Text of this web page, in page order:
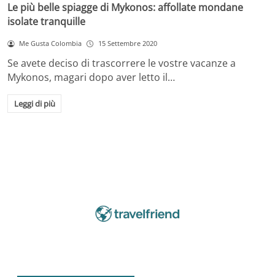
Le più belle spiagge di Mykonos: affollate mondane
isolate tranquille
Me Gusta Colombia 15 Settembre 2020
Se avete deciso di trascorrere le vostre vacanze a
Mykonos, magari dopo aver letto il…
Leggi di più